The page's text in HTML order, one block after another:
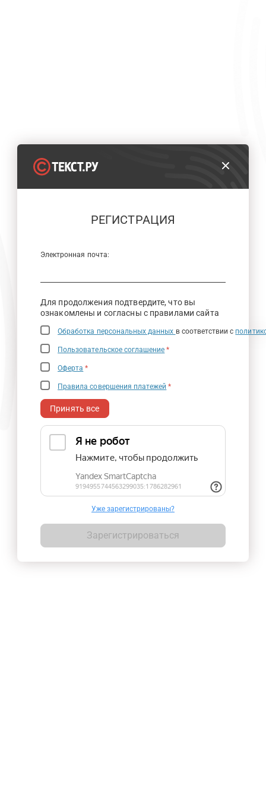
РЕГИСТРАЦИЯ
Электронная почта:
Для продолжения подтвердите, что вы
ознакомлены и согласны с правилами сайта
Обработка персональных данных в соответствии с
Пользовательское соглашение *
Оферта *
Правила совершения платежей *
Принять все
Уже зарегистрированы?
Зарегистрироваться